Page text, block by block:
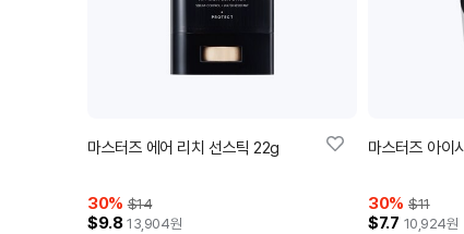
마스터즈 에어 리치 선스틱 22g
30% $14
$9.8 13,904원
마스터즈 아이
30% $11
$7.7 10,924원